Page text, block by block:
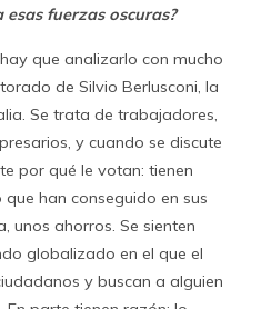
fuerzas oscuras?
que analizarlo con mucho
de Silvio Berlusconi, la
Se trata de trabajadores,
y cuando se discute
por qué le votan: tienen
han conseguido en sus
unos ahorros. Se sienten
globalizado en el que el
y buscan a alguien